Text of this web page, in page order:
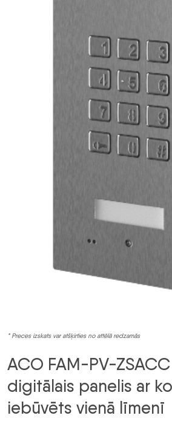
* Preces izskats var atšķirties no attēlā redzamās
ACO FAM-PV-
digitālais panelis ar
iebūvēts vienā līmenī